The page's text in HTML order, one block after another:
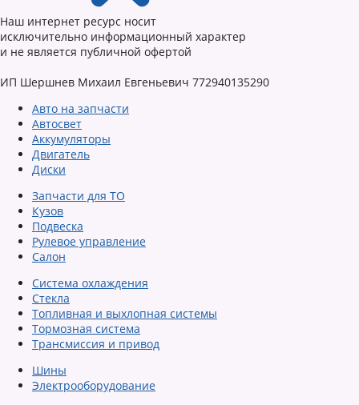
Наш интернет ресурс носит
исключительно информационный характер
и не является публичной офертой
ИП Шершнев Михаил Евгеньевич 772940135290
Авто на запчасти
Автосвет
Аккумуляторы
Двигатель
Диски
Запчасти для ТО
Кузов
Подвеска
Рулевое управление
Салон
Система охлаждения
Стекла
Топливная и выхлопная системы
Тормозная система
Трансмиссия и привод
Шины
Электрооборудование